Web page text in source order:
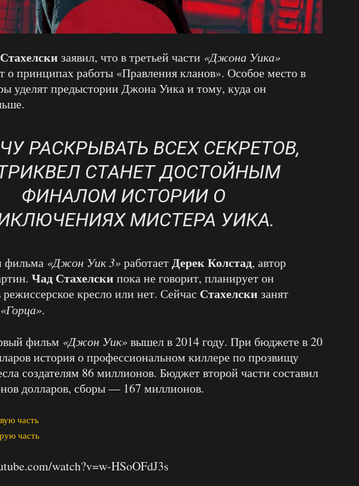
заявил, что в третьей части «Джона Уика»
о принципах работы «Правления кланов». Особое место в
уделят предыстории Джона Уика и тому, куда он
РАСКРЫВАТЬ ВСЕХ СЕКРЕТОВ,
СТАНЕТ ДОСТОЙНЫМ
ФИНАЛОМ ИСТОРИИ О
МИСТЕРА УИКА.
фильма «Джон Уик 3»работаетДерек Колстад, автор
Чад Стахелски пока не говорит, планирует он
режиссерское кресло или нет. Сейчас Стахелски занят
«Горца».
фильм «Джон Уик»вышел в 2014 году. При бюджете в 20
история о профессиональном киллере по прозвищу
создателям 86 миллионов. Бюджет второй части составил
долларов, сборы — 167 миллионов.
часть
часть
watch?v=w-HSoOFdJ3s